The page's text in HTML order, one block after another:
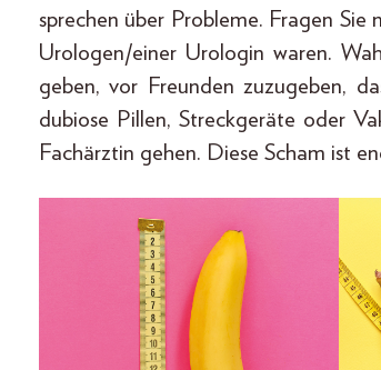
sprechen über Probleme. Fragen
Urologen/einer Urologin waren.
geben, vor Freunden zuzugeben,
dubiose Pillen, Streckgeräte oder
Fachärztin gehen. Diese Scham ist